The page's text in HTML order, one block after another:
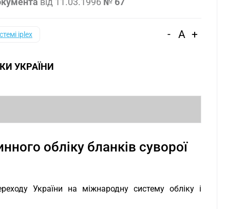
iplex - A +
УКРАЇНИ
обліку бланків суворої
України на міжнародну систему обліку і